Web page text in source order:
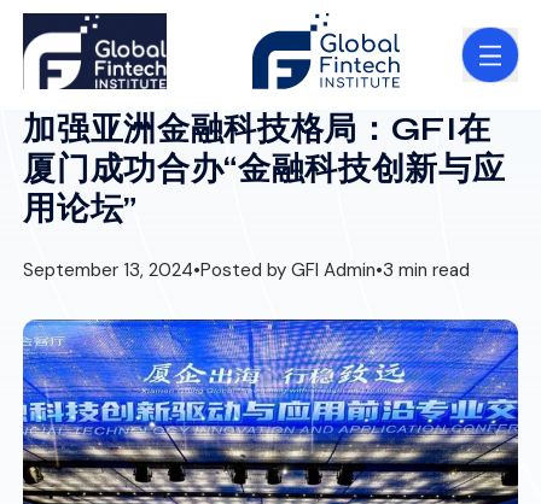
加强亚洲金融科技格局：GFI在
厦门成功合办“金融科技创新与应
用论坛”
September 13, 2024•Posted by GFI Admin•3 min read